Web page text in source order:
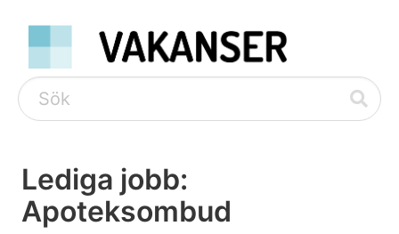
Lediga jobb:
Apoteksombud